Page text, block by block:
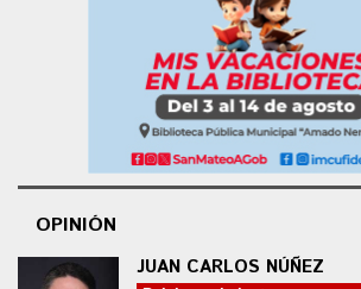
OPINIÓN
JUAN CARLOS NÚÑEZ